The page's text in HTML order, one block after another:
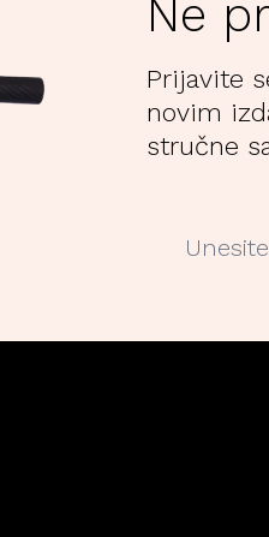
Ne
Prijavite
novim
stručne